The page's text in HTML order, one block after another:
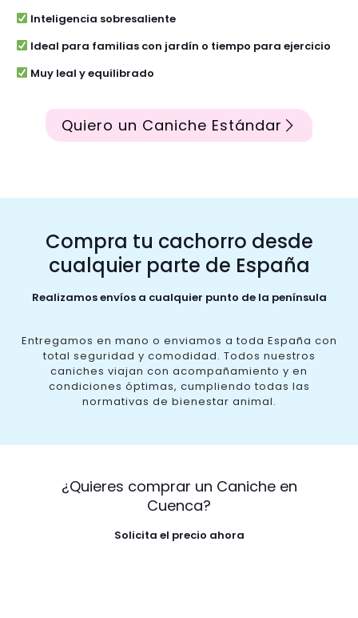
Inteligencia sobresaliente
Ideal para familias con jardín o tiempo para ejercicio
Muy leal y equilibrado
Quiero un Caniche Estándar
Compra tu cachorro desde
cualquier parte de España
Realizamos envíos a cualquier punto de la península
Entregamos en mano o enviamos a toda España con
total seguridad y comodidad. Todos nuestros
caniches viajan con acompañamiento y en
condiciones óptimas, cumpliendo todas las
normativas de bienestar animal.
¿Quieres comprar un Caniche en
Cuenca?
Solicita el precio ahora